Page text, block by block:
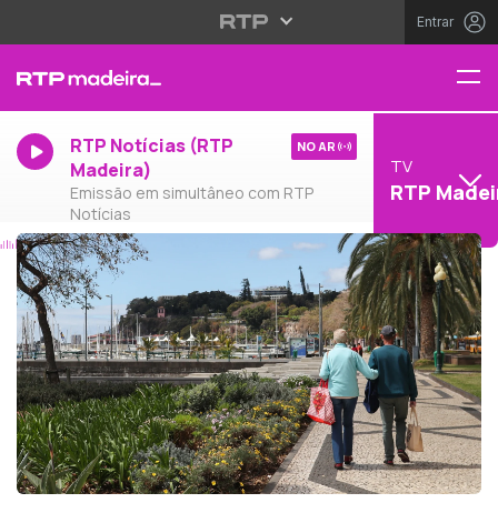
Entrar
RTP Notícias (RTP
Madeira)
Emissão em simultâneo com RTP
Notícias
NO AR
TV
RTP